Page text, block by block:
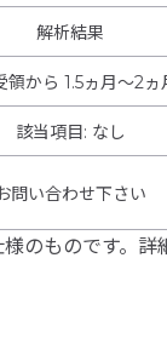
解析結果
領から 1.5ヵ月～2ヵ
該当項目: なし
問い合わせ下さい
のものです。詳